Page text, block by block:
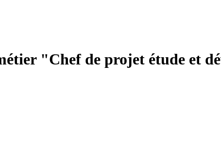
"Chef de projet étude et